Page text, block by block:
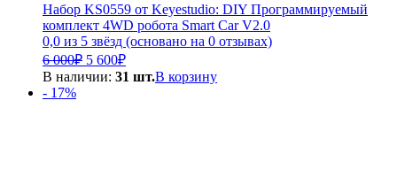
Набор KS0559 от Keyestudio: DIY Программируемый
комплект 4WD робота Smart Car V2.0
0,0 из 5 звёзд (основано на 0 отзывах)
6 000₽ Первоначальная
цена
5 600₽Текущая
цена:
В наличии: 31 шт.В корзину
- 17%